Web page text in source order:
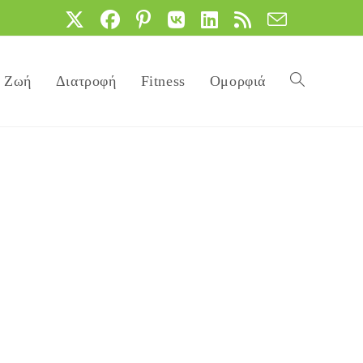
Ζωή Διατροφή Fitness Ομορφιά Toggle